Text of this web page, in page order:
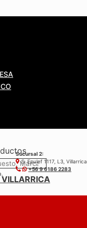
Sucursal 2:
S. Epulef 1117, L3, Villarrica.
+56 9 6186 2283